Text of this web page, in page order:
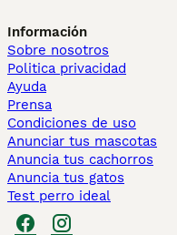
Información
Sobre nosotros
Politica privacidad
Ayuda
Prensa
Condiciones de uso
Anunciar tus mascotas
Anuncia tus cachorros
Anuncia tus gatos
Test perro ideal